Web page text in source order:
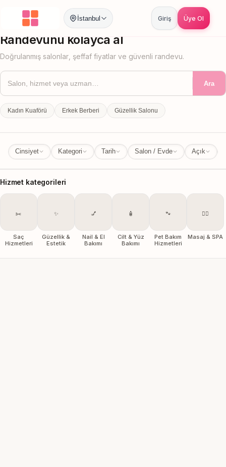
İstanbul Giriş Üye Ol
İstanbul
Randevunu kolayca al
Doğrulanmış salonlar, şeffaf fiyatlar ve güvenli randevu.
Ara
Kadın Kuaförü Erkek Berberi Güzellik Salonu
Cinsiyet Kategori Tarih Salon / Evde Açık
Hizmet kategorileri
✂️
Saç
Hizmetleri
✨
Güzellik &
Estetik
💅
Nail & El
Bakımı
🧴
Cilt & Yüz
Bakımı
🐾
Pet Bakım
Hizmetleri
💆‍♀️
Masaj & SPA